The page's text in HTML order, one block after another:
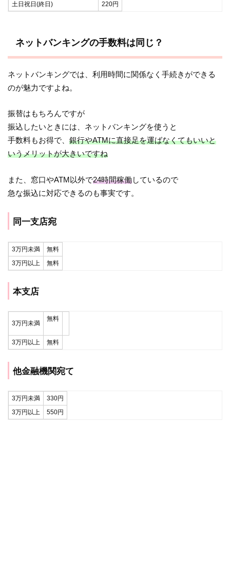
土日祝日(終日)
220円
ネットバンキングの手数料は同じ？
ネットバンキングでは、利用時間に関係なく手続きができる
のが魅力ですよね。
振替はもちろんですが
振込したいときには、ネットバンキングを使うと
手数料もお得で、銀行やATMに直接足を運ばなくてもいいと
いうメリットが大きいですね
また、窓口やATM以外で24時間稼働しているので
急な振込に対応できるのも事実です。
同一支店宛
3万円未満
無料
3万円以上
無料
本支店
3万円未満
無料
3万円以上 無料
他金融機関宛て
3万円未満
330円
3万円以上
550円